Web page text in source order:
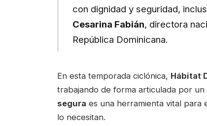
con dignidad y seguridad,
Cesarina Fabián, directora
República Dominicana.
En esta temporada ciclónica, Hábitat
trabajando de forma articulada por
segura es una herramienta vital para
lo necesitan.